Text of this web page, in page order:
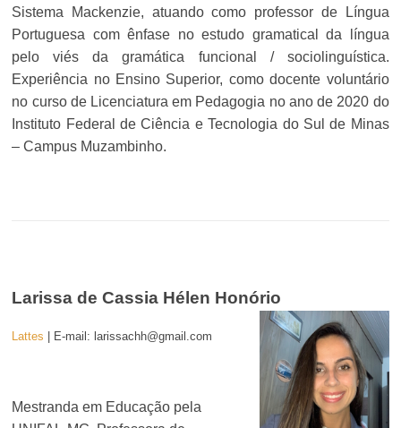
Sistema Mackenzie, atuando como professor de Língua
Portuguesa com ênfase no estudo gramatical da língua
pelo viés da gramática funcional / sociolinguística.
Experiência no Ensino Superior, como docente voluntário
no curso de Licenciatura em Pedagogia no ano de 2020 do
Instituto Federal de Ciência e Tecnologia do Sul de Minas
– Campus Muzambinho.
Larissa de Cassia Hélen Honório
Lattes | E-mail: larissachh@gmail.com
Mestranda em Educação pela